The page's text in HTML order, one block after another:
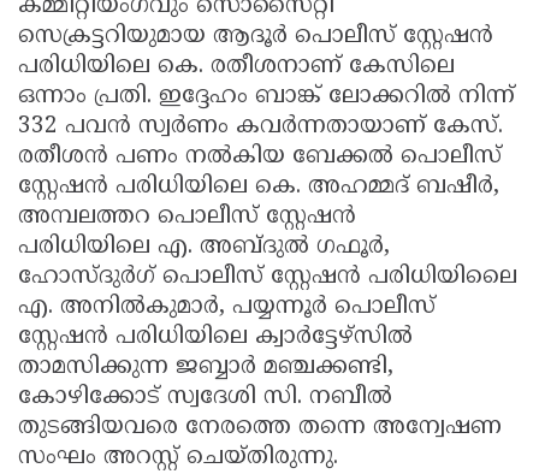
കമ്മിറ്റിയംഗവും സൊസൈറ്റി
സെക്രട്ടറിയുമായ ആദൂര്‍ പൊലീസ് സ്റ്റേഷന്‍
പരിധിയിലെ കെ. രതീശനാണ് കേസിലെ
ഒന്നാം പ്രതി. ഇദ്ദേഹം ബാങ്ക് ലോക്കറിൽ നിന്ന്
332 പവൻ സ്വർണം കവർന്നതായാണ് കേസ്.
രതീശൻ പണം നൽകിയ ബേക്കൽ പൊലീസ്
സ്റ്റേഷൻ പരിധിയിലെ കെ. അഹമ്മദ് ബഷീർ,
അമ്പലത്തറ പൊലീസ് സ്റ്റേഷൻ
പരിധിയിലെ എ. അബ്ദുൽ ഗഫൂർ,
ഹോസ്ദുര്‍ഗ് പൊലീസ് സ്റ്റേഷന്‍ പരിധിയിലെെ
എ. അനിൽകുമാർ, പയ്യന്നൂര്‍ പൊലീസ്
സ്റ്റേഷൻ പരിധിയിലെ ക്വാർട്ടേഴ്സിൽ
താമസിക്കുന്ന ജബ്ബാർ മഞ്ചക്കണ്ടി,
കോഴിക്കോട് സ്വദേശി സി. നബീൽ
തുടങ്ങിയവരെ നേരത്തെ തന്നെ അന്വേഷണ
സംഘം അറസ്റ്റ് ചെയ്തിരുന്നു.